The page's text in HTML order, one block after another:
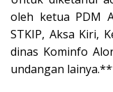
oleh ketua PDM
STKIP, Aksa Kiri,
dinas Kominfo
undangan